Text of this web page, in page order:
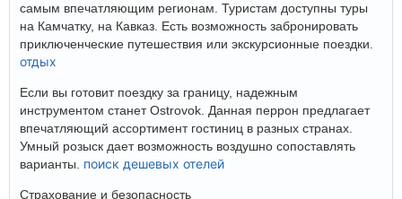
самым впечатляющим регионам. Туристам доступны туры
на Камчатку, на Кавказ. Есть возможность забронировать
приключенческие путешествия или экскурсионные поездки.
отдых
Если вы готовит поездку за границу, надежным
инструментом станет Ostrovok. Данная перрон предлагает
впечатляющий ассортимент гостиниц в разных странах.
Умный розыск дает возможность воздушно сопоставлять
варианты. поиск дешевых отелей
Страхование и безопасность